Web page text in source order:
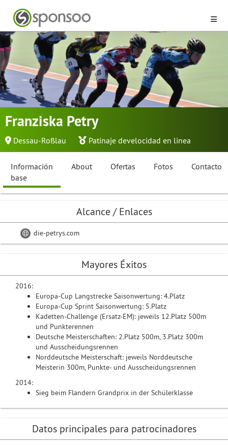
Franziska Petry
Dessau-Roßlau Patinaje develocidad en linea
Información
base
About Ofertas Fotos Contacto
Alcance / Enlaces
die-petrys.com
Mayores Éxitos
2016:
Europa-Cup Langstrecke Saisonwertung: 4.Platz
Europa-Cup Sprint Saisonwertung: 5.Platz
Kadetten-Challenge (Ersatz-EM): jeweils 12.Platz 500m
und Punkterennen
Deutsche Meisterschaften: 2.Platz 500m, 3.Platz 300m
und Ausscheidungsrennen
Norddeutsche Meisterschaft: jeweils Norddeutsche
Meisterin 300m, Punkte- und Ausscheidungsrennen
2014:
Sieg beim Flandern Grandprix in der Schülerklasse
Datos principales para patrocinadores